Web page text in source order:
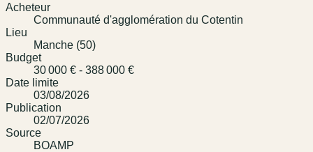
Acheteur
Communauté d'agglomération du Cotentin
Lieu
Manche (50)
Budget
30 000 € - 388 000 €
Date limite
03/08/2026
Publication
02/07/2026
Source
BOAMP